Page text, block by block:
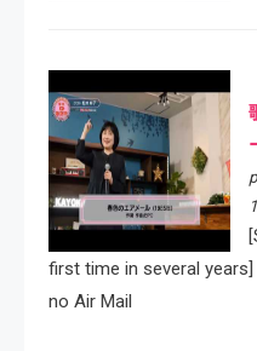
first time in several
no Air Mail